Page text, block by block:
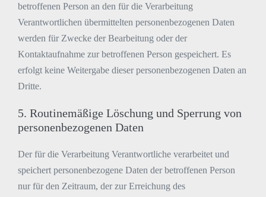
betroffenen Person an den für die Verarbeitung
Verantwortlichen übermittelten personenbezogenen Daten
werden für Zwecke der Bearbeitung oder der
Kontaktaufnahme zur betroffenen Person gespeichert. Es
erfolgt keine Weitergabe dieser personenbezogenen Daten an
Dritte.
5. Routinemäßige Löschung und Sperrung von
personenbezogenen Daten
Der für die Verarbeitung Verantwortliche verarbeitet und
speichert personenbezogene Daten der betroffenen Person
nur für den Zeitraum, der zur Erreichung des